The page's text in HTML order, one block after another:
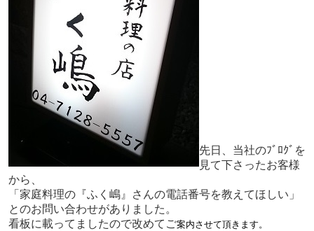
先日、当社のﾌﾞﾛｸﾞを
見て下さったお客様
から、
「家庭料理の『ふく嶋』さんの電話番号を教えてほしい」
とのお問い合わせがありました。
看板に載ってましたので改めてご案内させて頂きます。